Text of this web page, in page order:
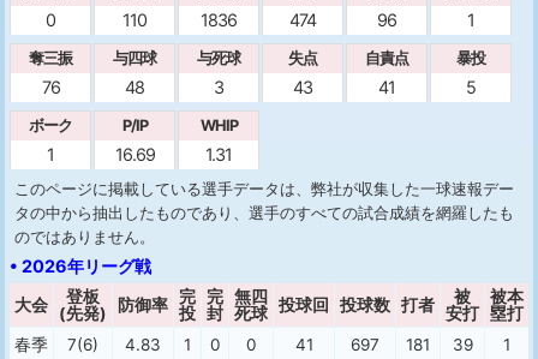
0 110 1836 474 96 1
奪三振
76
与四球
48
与死球
3
失点
43
自責点
41
暴投
5
ボーク
1
P/IP
16.69
WHIP
1.31
このページに掲載している選手データは、弊社が収集した一球速報デー
タの中から抽出したものであり、選手のすべての試合成績を網羅したも
のではありません。
• 2026年リーグ戦
大会
登板
(先発)
防御率
完
投
完
封
無四
死球 投球回 投球数 打者
被
安打
被本
塁打
春季
7(6) 4.83 1 0 0 41 697 181 39 1